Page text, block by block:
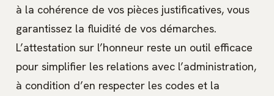
à la cohérence de vos pièces justificatives, vous
garantissez la fluidité de vos démarches.
L’attestation sur l’honneur reste un outil efficace
pour simplifier les relations avec l’administration,
à condition d’en respecter les codes et la